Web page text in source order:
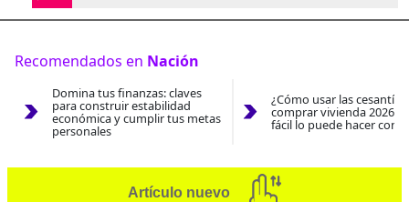
Recomendados en Nación
Domina tus finanzas: claves
para construir estabilidad
económica y cumplir tus metas
personales
¿Cómo usar las
comprar vivienda 2026?
fácil lo puede hacer con
Artículo nuevo